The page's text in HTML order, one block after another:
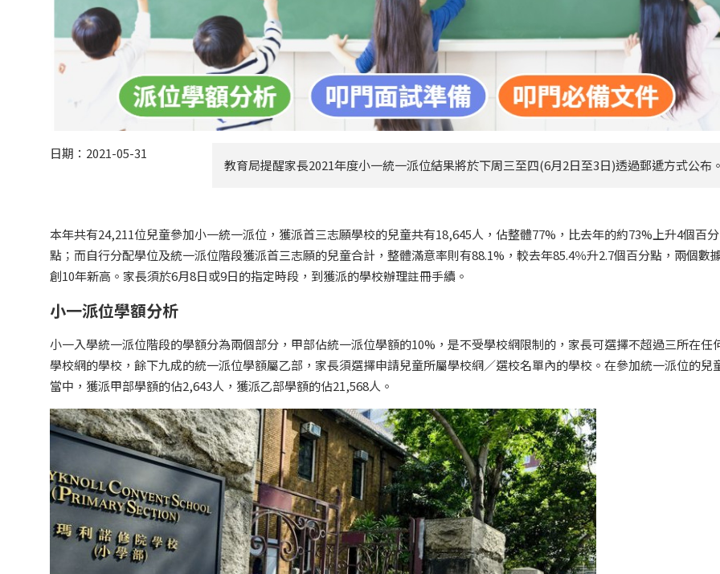
日期：2021-05-31
教育局提醒家長2021年度小一統一派位結果將於下周三至四(6月2日至3日)透過郵遞方式公布。
本年共有24,211位兒童參加小一統一派位，獲派首三志願學校的兒童共有18,645人，佔整體77%，比去年的約73%上升4個百分
點；而自行分配學位及統一派位階段獲派首三志願的兒童合計，整體滿意率則有88.1%，較去年85.4％升2.7個百分點，兩個數
創10年新高。家長須於6月8日或9日的指定時段，到獲派的學校辦理註冊手續。
小一派位學額分析
小一入學統一派位階段的學額分為兩個部分，甲部佔統一派位學額的10%，是不受學校網限制的，家長可選擇不超過三所在任
學校網的學校，餘下九成的統一派位學額屬乙部，家長須選擇申請兒童所屬學校網／選校名單內的學校。在參加統一派位的兒
當中，獲派甲部學額的佔2,643人，獲派乙部學額的佔21,568人。